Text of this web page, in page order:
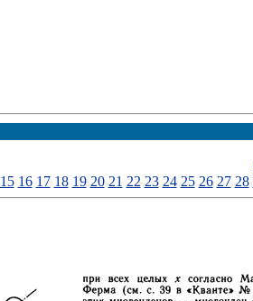
15 16 17 18 19 20 21 22 23 24 25 26 27 28